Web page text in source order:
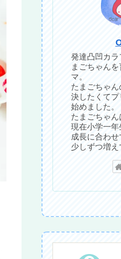
発達凸凹カラ
まごちゃん
マ。
たまごちゃ
決したくて
始めました。
たまごちゃ
現在小学一年
成長に合わ
少しずつ増え